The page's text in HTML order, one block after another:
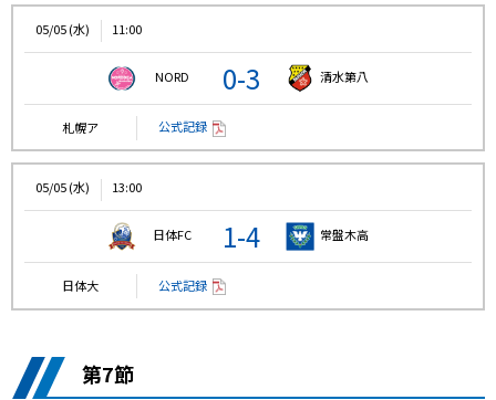
05/05 (水) 11:00
NORD 0-3 清水第八
札幌ア 公式記録
05/05 (水) 13:00
日体FC 1-4 常盤木高
日体大 公式記録
第7節